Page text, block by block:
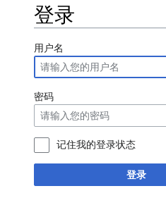
登录
用户名
密码
记住我的登录状态
登录